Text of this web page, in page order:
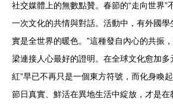
社交媒體上的無數點贊。春節的“走向世界”
一次文化的共情與對話。活動中，有外國學
實是全世界的暖色。”這種發自內心的共振
梁連接人心最好的證明。在全球文化愈加多
紅”早已不再只是一個東方符號，而化身喚
節日真實、鮮活在異地生活中綻放，才是